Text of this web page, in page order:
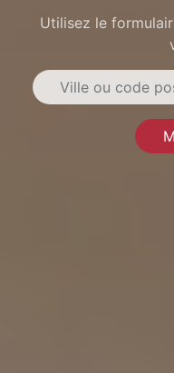
Utilisez le